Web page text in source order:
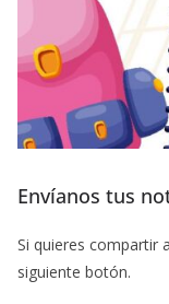
Envíanos tus
Si quieres compartir
siguiente botón.